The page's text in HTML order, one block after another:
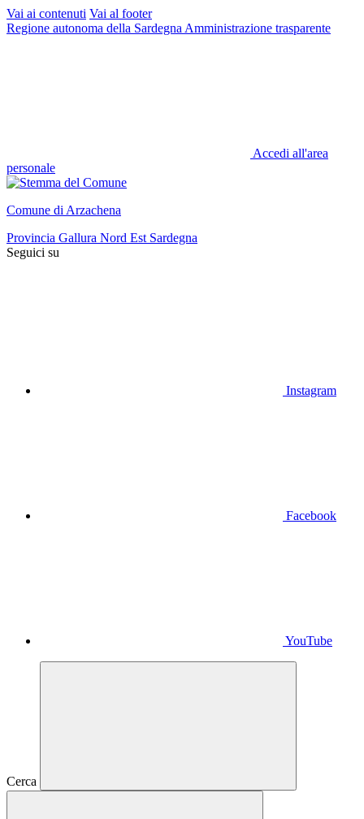
Vai ai contenuti Vai al footer
Regione autonoma della Sardegna Amministrazione trasparente
Accedi all'area
personale
Comune di Arzachena
Provincia Gallura Nord Est Sardegna
Seguici su
Instagram
Facebook
YouTube
Cerca